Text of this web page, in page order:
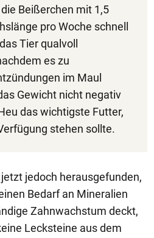
Beißerchen mit 1,5
pro Woche schnell
Tier qualvoll
es zu
im Maul
Gewicht nicht negativ
das wichtigste Futter,
stehen sollte.
jedoch herausgefunden,
Bedarf an Mineralien
Zahnwachstum deckt,
Lecksteine aus dem